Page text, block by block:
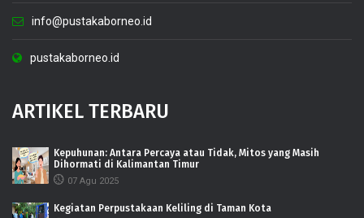
info@pustakaborneo.id
pustakaborneo.id
ARTIKEL TERBARU
Kepuhunan: Antara Percaya atau Tidak, Mitos yang Masih
Dihormati di Kalimantan Timur
07 Agu 2025
Kegiatan Perpustakaan Keliling di Taman Kota